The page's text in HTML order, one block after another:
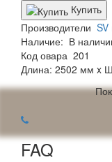
Купить
Производители
Наличие: В
Код овара 201
Длина: 2502 мм x
FAQ